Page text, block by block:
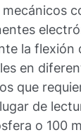
la flexión
en
que
de
o 100